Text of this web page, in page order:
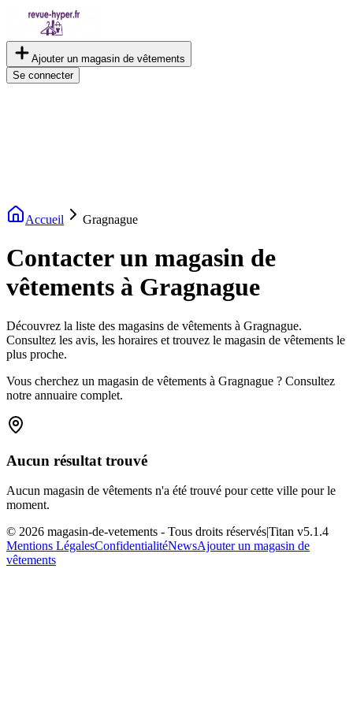
Ajouter un magasin de vêtements
Se connecter
Accueil Gragnague
Contacter un magasin de
vêtements à Gragnague
Découvrez la liste des magasins de vêtements à Gragnague.
Consultez les avis, les horaires et trouvez le magasin de vêtements le
plus proche.
Vous cherchez un magasin de vêtements à Gragnague ? Consultez
notre annuaire complet.
Aucun résultat trouvé
Aucun magasin de vêtements n'a été trouvé pour cette ville pour le
moment.
© 2026 magasin-de-vetements - Tous droits réservés|Titan v5.1.4
Mentions LégalesConfidentialitéNewsAjouter un magasin de
vêtements